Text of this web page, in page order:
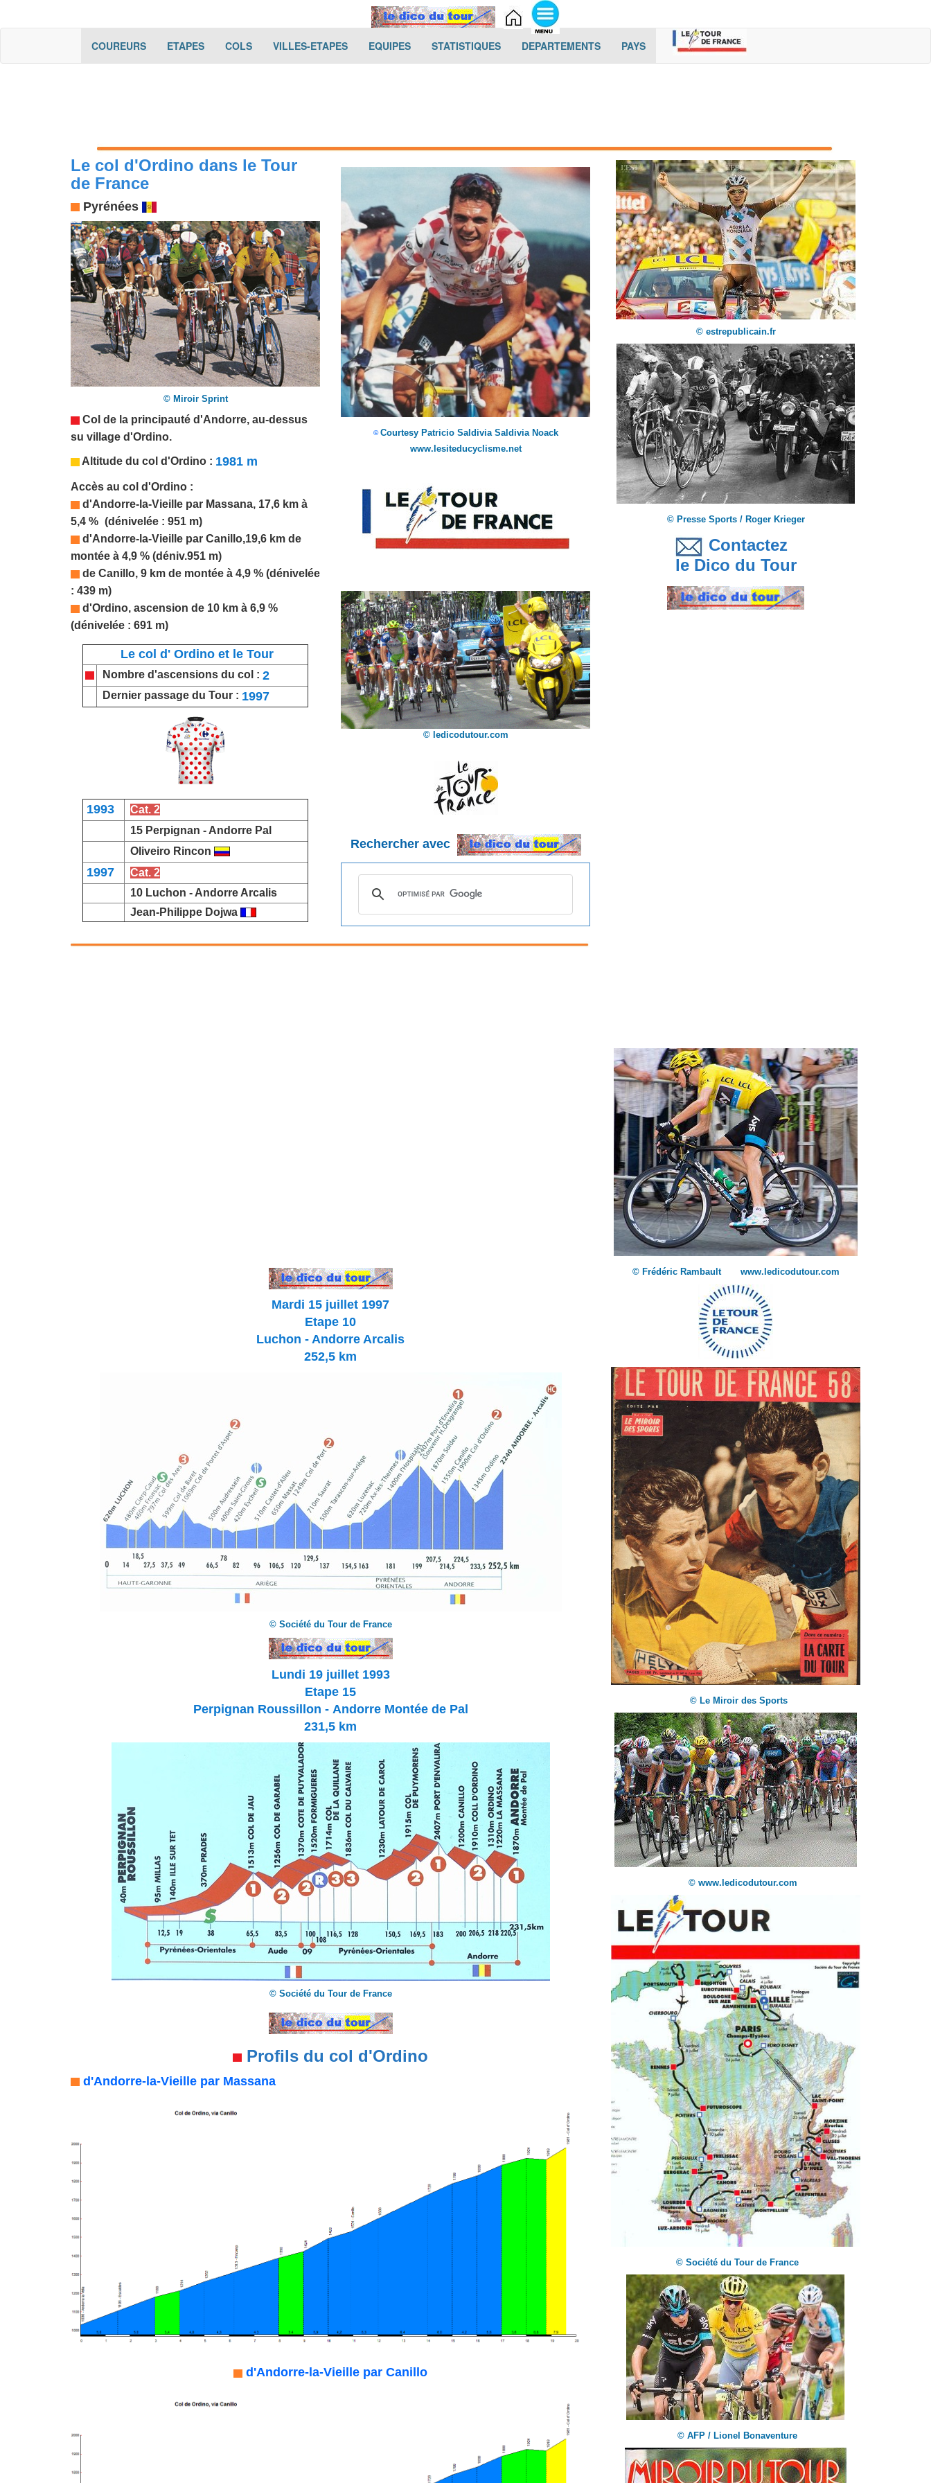
COUREURS(current)ETAPES(current)
COLS(current)VILLES-ETAPES(current)EQUIPES(current)STATISTIQUES(current)DEPARTEMENTS(current)
PAYS(cur
Le col d'Ordino dans le Tour
de France
Pyrénées
© Miroir Sprint
Col de la principauté d'Andorre, au-dessus
su village d'Ordino.
Altitude du col d'Ordino : 1981 m
Accès au col d'Ordino :
d'Andorre-la-Vieille par Massana, 17,6 km à
5,4 % (dénivelée : 951 m)
d'Andorre-la-Vieille par Canillo,19,6 km de
montée à 4,9 % (déniv.951 m)
de Canillo, 9 km de montée à 4,9 % (dénivelée
: 439 m)
d'Ordino, ascension de 10 km à 6,9 %
(dénivelée : 691 m)
Le col d' Ordino et le Tour
Nombre d'ascensions du col : 2
Dernier passage du Tour : 1997
1993
Cat. 2
15 Perpignan - Andorre Pal
Oliveiro Rincon
1997
Cat. 2
10 Luchon - Andorre Arcalis
Jean-Philippe Dojwa
© Courtesy Patricio Saldivia Saldivia Noack
www.lesiteducyclisme.net
© ledicodutour.com
Rechercher avec
Mardi 15 juillet 1997
Etape 10
Luchon - Andorre Arcalis
252,5 km
© Société du Tour de France
Lundi 19 juillet 1993
Etape 15
Perpignan Roussillon - Andorre Montée de Pal
231,5 km
© Société du Tour de France
Profils du col d'Ordino
d'Andorre-la-Vieille par Massana
d'Andorre-la-Vieille par Canillo
© estrepublicain.fr
© Presse Sports / Roger Krieger
Contactez
le Dico du Tour
© Frédéric Rambault www.ledicodutour.com
© Le Miroir des Sports
© www.ledicodutour.com
© Société du Tour de France
© AFP / Lionel Bonaventure